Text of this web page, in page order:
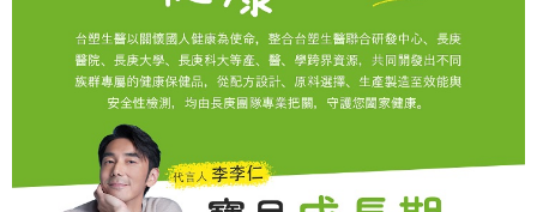
恩沛科技股份有限公司將有權停止該用戶之使用額度並採取法律行動。
貨到付款
每筆NT$90，滿NT$1,000(含以上)免運費